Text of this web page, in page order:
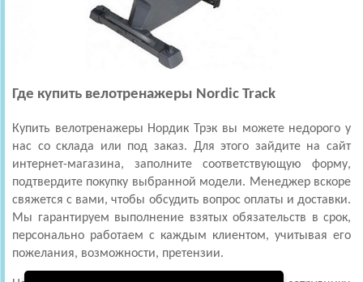
Где купить велотренажеры Nordic Track
Купить велотренажеры Нордик Трэк вы можете недорого у
нас со склада или под заказ. Для этого зайдите на сайт
интернет-магазина, заполните соответствующую форму,
подтвердите покупку выбранной модели. Менеджер вскоре
свяжется с вами, чтобы обсудить вопрос оплаты и доставки.
Мы гарантируем выполнение взятых обязательств в срок,
персонально работаем с каждым клиентом, учитывая его
пожелания, возможности, претензии.